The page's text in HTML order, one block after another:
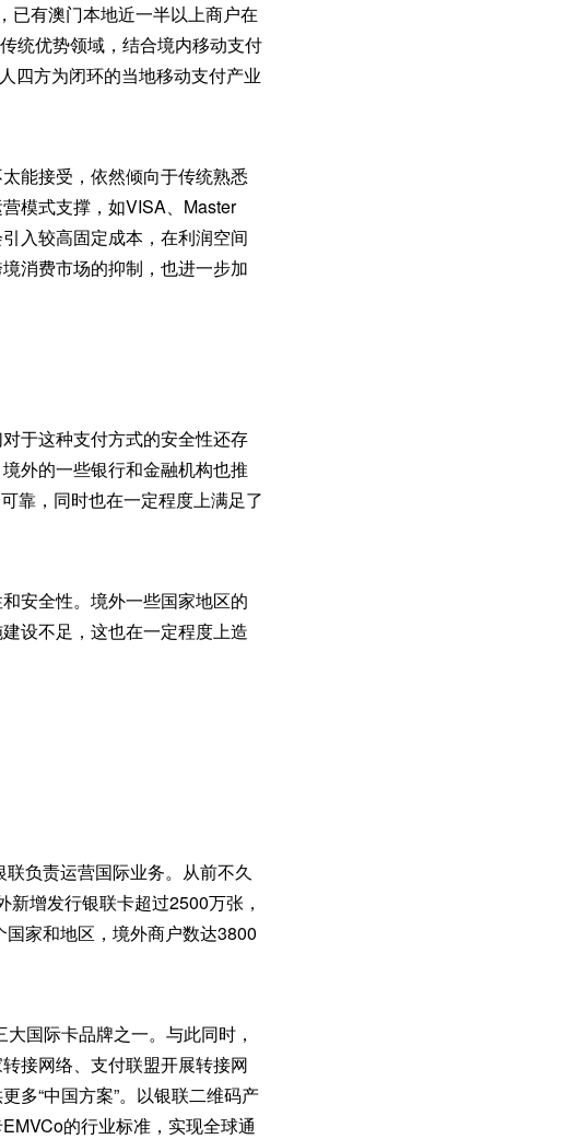
已有澳门本地近一半以上商户在
统优势领域，结合境内移动支付
四方为闭环的当地移动支付产业
能接受，依然倾向于传统熟悉
模式支撑，如VISA、Master
入较高固定成本，在利润空间
消费市场的抑制，也进一步加
于这种支付方式的安全性还存
外的一些银行和金融机构也推
靠，同时也在一定程度上满足了
安全性。境外一些国家地区的
设不足，这也在一定程度上造
负责运营国际业务。从前不久
增发行银联卡超过2500万张，
家和地区，境外商户数达3800
国际卡品牌之一。与此同时，
接网络、支付联盟开展转接网
多“中国方案”。以银联二维码产
的行业标准，实现全球通